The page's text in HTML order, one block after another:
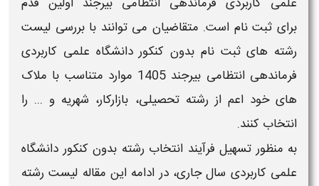
برایثبت نام است. متقاضیان می توانند با بررسی لیست
رشته های ثبت نام بدون کنکور دانشگاه علمی کاربردی
فرماندهی انتظامی بیرجند 1405 موارد متناسب با ملاک
های خود اعم از رشته تحصیلی، بازارکار، شهریه و ... را
انتخاب کنند.
به منظور تسهیل فرآیند انتخاب رشته بدون کنکور دانشگاه
علمی کاربردی سال جاری، در ادامه این مقاله لیست رشته